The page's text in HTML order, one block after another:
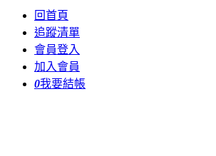
回首頁
追蹤清單
會員登入
加入會員
0我要結帳